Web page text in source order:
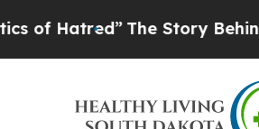
The Story Behind